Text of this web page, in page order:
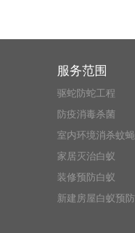
服务范围
驱蛇防蛇工程
防疫消毒杀菌
室内环境消杀蚊蝇
家居灭治白蚁
装修预防白蚁
新建房屋白蚁预防